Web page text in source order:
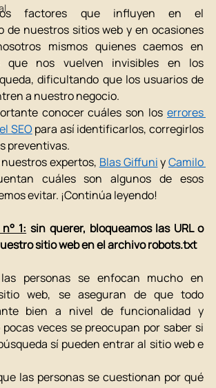
factores que influyen en el
de nuestros sitios web y en ocasiones
mismos quienes caemos en
que nos vuelven invisibles en los
dificultando que los usuarios de
a nuestro negocio.
conocer cuáles son los errores
SEO para así identificarlos, corregirlos
preventivas.
expertos, Blas Giffuni y Camilo
cuáles son algunos de esos
evitar. ¡Continúa leyendo!
1: sin querer, bloqueamos las URL o
sitio web en el archivo robots.txt
personas se enfocan mucho en
web, se aseguran de que todo
bien a nivel de funcionalidad y
veces se preocupan por saber si
sí pueden entrar al sitio web e
las personas se cuestionan por qué